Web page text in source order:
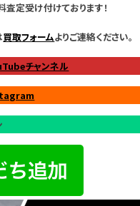
定受け付けております！
買取フォームよりご連絡ください。
チャンネル